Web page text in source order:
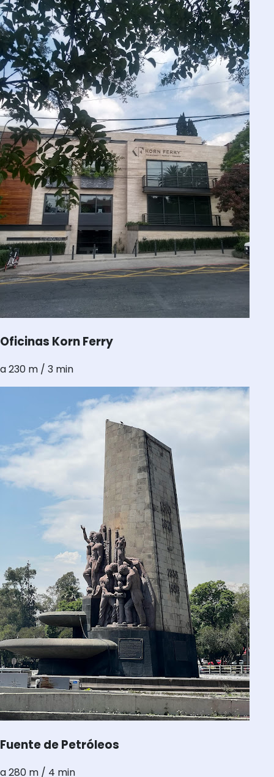
Oficinas Korn Ferry
a 230 m / 3 min
Fuente de Petróleos
a 280 m / 4 min